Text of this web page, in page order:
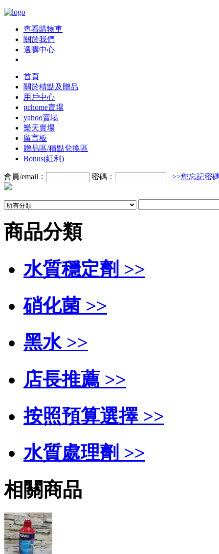
查看購物車
關於我們
選購中心
首頁
關於積點及贈品
用戶中心
pchome賣場
yahoo賣場
樂天賣場
留言板
贈品區/積點兌換區
Bonus(紅利)
會員/email： 密碼： >>您忘記密
商品分類
水質穩定劑 >>
硝化菌 >>
黑水 >>
店長推薦 >>
按照預算選擇 >>
水質處理劑 >>
相關商品